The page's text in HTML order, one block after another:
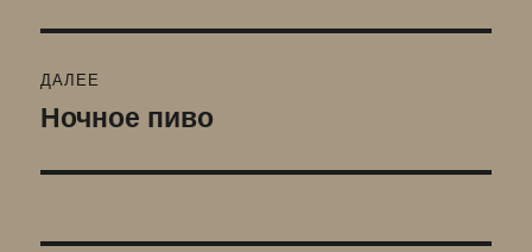
ДАЛЕЕ
Следующая
Ночное пиво